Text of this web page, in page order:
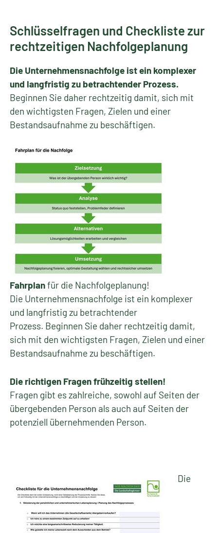
Schlüsselfragen und Checkliste zur
rechtzeitigen Nachfolgeplanung
Die Unternehmensnachfolge ist ein komplexer
und langfristig zu betrachtender Prozess.
Beginnen Sie daher rechtzeitig damit, sich mit
den wichtigsten Fragen, Zielen und einer
Bestandsaufnahme zu beschäftigen.
Fahrplanfür die Nachfolgeplanung!
Die Unternehmensnachfolge ist ein komplexer
und langfristig zu betrachtender
Prozess. Beginnen Sie daher rechtzeitig damit,
sich mit den wichtigsten Fragen, Zielen und einer
Bestandsaufnahme zu beschäftigen.
Die richtigen Fragen frühzeitig stellen!
Fragen gibt es zahlreiche, sowohl auf Seiten der
übergebenden Person als auch auf Seiten der
potenziell übernehmenden Person.
Die